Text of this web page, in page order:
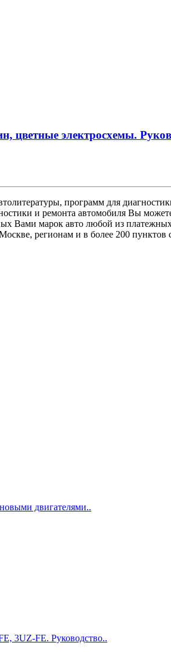
цветные электросхемы.
программ для
и ремонта автомобиля Вы
Вами марок авто любой из
регионам и в более 200
двигателями..
3UZ-FE. Руководство..